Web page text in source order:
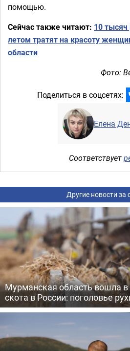
помощью.
Сейчас также читают: 10 тысяч
летом тратят на красоту
области
Фото:
Поделиться в соцсетях:
Елена
Соответствует
Другие новости за
Мурманская область вошла в
скота в России: поголовье